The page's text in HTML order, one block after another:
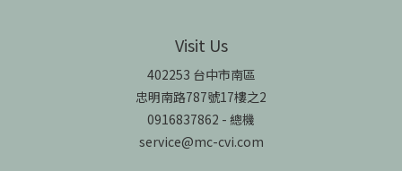
Visit Us
402253 台中市南區
忠明南路787號17樓之2
0916837862 - 總機
service@mc-cvi.com